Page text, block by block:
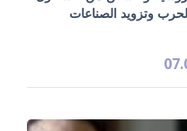
وتزويد الصناعات